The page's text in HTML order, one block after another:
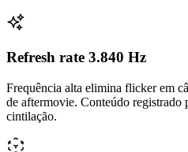
Refresh rate 3.840 Hz
Frequência alta elimina flicker em
de aftermovie. Conteúdo registrado
cintilação.